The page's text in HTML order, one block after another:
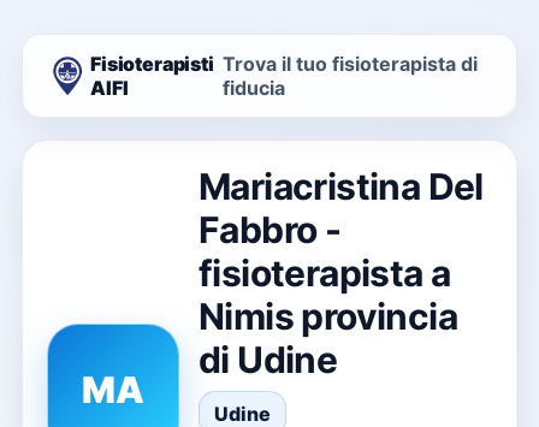
Fisioterapisti
AIFI
Trova il tuo fisioterapista di
fiducia
MA
Mariacristina Del
Fabbro -
fisioterapista a
Nimis provincia
di Udine
Udine